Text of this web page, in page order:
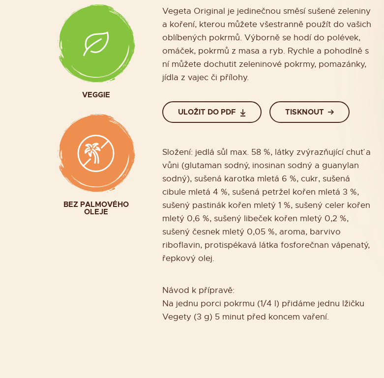
VEGGIE
BEZ PALMOVÉHO
OLEJE
Vegeta Original je jedinečnou směsí sušené zeleniny
a koření, kterou můžete všestranně použít do vašich
oblíbených pokrmů. Výborně se hodí do polévek,
omáček, pokrmů z masa a ryb. Rychle a pohodlně s
ní můžete dochutit zeleninové pokrmy, pomazánky,
jídla z vajec či přílohy.
ULOŽIT DO PDF TISKNOUT
Složení: jedlá sůl max. 58 %, látky zvýrazňující chuť a
vůni (glutaman sodný, inosinan sodný a guanylan
sodný), sušená karotka mletá 6 %, cukr, sušená
cibule mletá 4 %, sušená petržel kořen mletá 3 %,
sušený pastinák kořen mletý 1 %, sušený celer kořen
mletý 0,6 %, sušený libeček kořen mletý 0,2 %,
sušený česnek mletý 0,05 %, aroma, barvivo
riboflavin, protispékavá látka fosforečnan vápenatý,
řepkový olej.
Návod k přípravě:
Na jednu porci pokrmu (1/4 l) přidáme jednu lžičku
Vegety (3 g) 5 minut před koncem vaření.